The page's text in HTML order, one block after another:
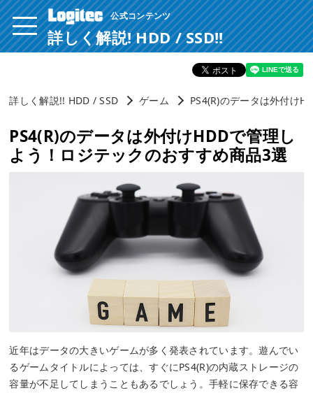
公式コンテンツ
詳しく解説! HDD / SSD!!
詳しく解説!! HDD / SSD ゲーム PS4(R)のデータは外付け
PS4(R)のデータは外付けHDDで管理し
よう！ロジテックのおすすめ商品3選
近年はデータの大きいゲームが多く発表されています。遊んでい
るゲームタイトルによっては、すぐにPS4(R)の内蔵ストレージの
容量が不足してしまうこともあるでしょう。手軽に保存できる容